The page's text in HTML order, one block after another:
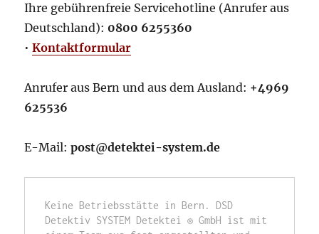
Ihre gebührenfreie Servicehotline (Anrufer aus
Deutschland): 0800 6255360
•Kontaktformular
Anrufer aus Bern und aus dem Ausland: +4969
625536
E-Mail:post@detektei-system.de
Keine Betriebsstätte in Bern. DSD
Detektiv SYSTEM Detektei ® GmbH ist mit